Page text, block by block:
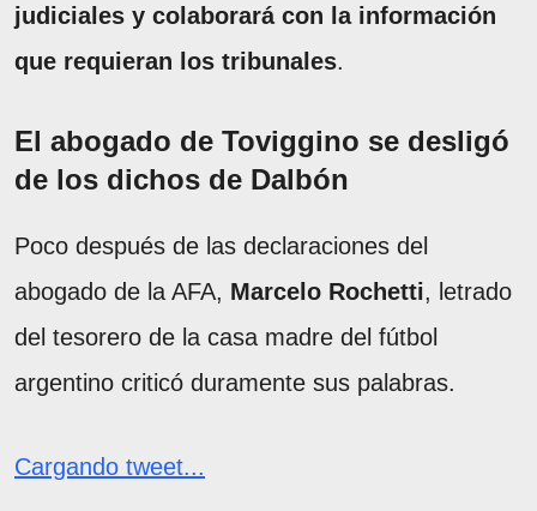
judiciales y colaborará con la información
que requieran los tribunales.
El abogado de Toviggino se desligó
de los dichos de Dalbón
Poco después de las declaraciones del
abogado de la AFA, Marcelo Rochetti, letrado
del tesorero de la casa madre del fútbol
argentino criticó duramente sus palabras.
Cargando tweet...